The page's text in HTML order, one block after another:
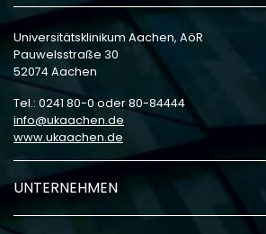
Universitätsklinikum Aachen, AöR
Pauwelsstraße 30
52074 Aachen
Tel.: 0241 80-0 oder 80-84444
info
ukaachen de
www.ukaachen.de
UNTERNEHMEN